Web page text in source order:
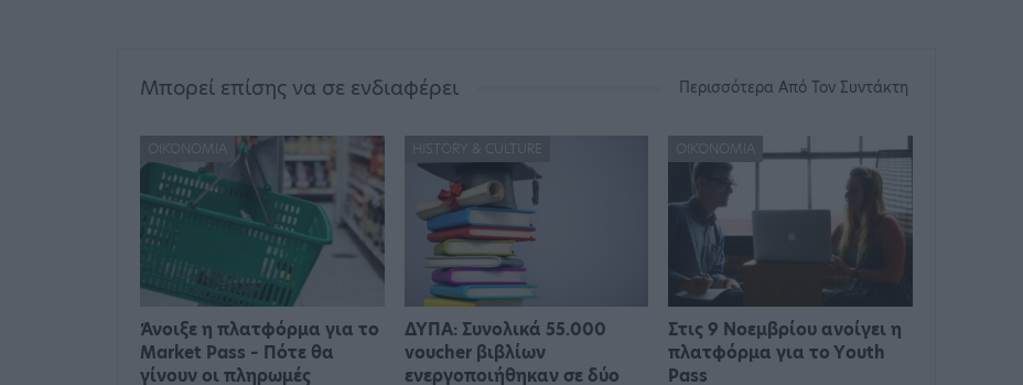
Μπορεί επίσης να σε ενδιαφέρει Περισσότερα Από Τον Συντάκτη
ΟΙΚΟΝΟΜΊΑ
Άνοιξε η πλατφόρμα για το
Market Pass – Πότε θα
γίνουν οι πληρωμές
HISTORY & CULTURE
ΔΥΠΑ: Συνολικά 55.000
voucher βιβλίων
ενεργοποιήθηκαν σε δύο
ΟΙΚΟΝΟΜΊΑ
Στις 9 Νοεμβρίου ανοίγει η
πλατφόρμα για το Υouth
Pass